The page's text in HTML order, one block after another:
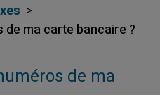
ma carte bancaire ?
de ma